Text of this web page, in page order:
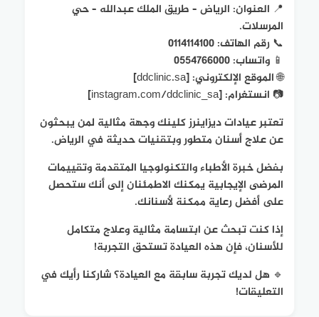
📍 العنوان: الرياض – طريق الملك عبدالله – حي
المرسلات.
📞 رقم الهاتف: 0114114100
📱 واتساب: 0554766000
🌐 الموقع الإلكتروني: [ddclinic.sa]
📷 انستغرام: [instagram.com/ddclinic_sa]
تعتبر عيادات ديزاينرز كلينك وجهة مثالية لمن يبحثون
عن علاج أسنان متطور وبتقنيات حديثة في الرياض.
بفضل خبرة الأطباء والتكنولوجيا المتقدمة وتقييمات
المرضى الإيجابية يمكنك الاطمئنان إلى أنك ستحصل
على أفضل رعاية ممكنة لأسنانك.
إذا كنت تبحث عن ابتسامة مثالية وعلاج متكامل
للأسنان، فإن هذه العيادة تستحق التجربة!
🔹 هل لديك تجربة سابقة مع العيادة؟ شاركنا رأيك في
التعليقات!